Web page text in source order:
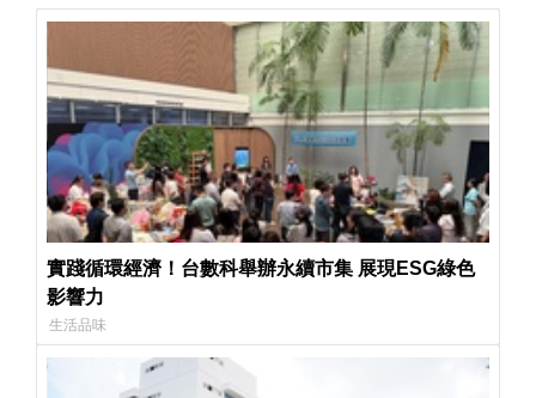
實踐循環經濟！台數科舉辦永續市集 展現ESG綠色
影響力
生活品味